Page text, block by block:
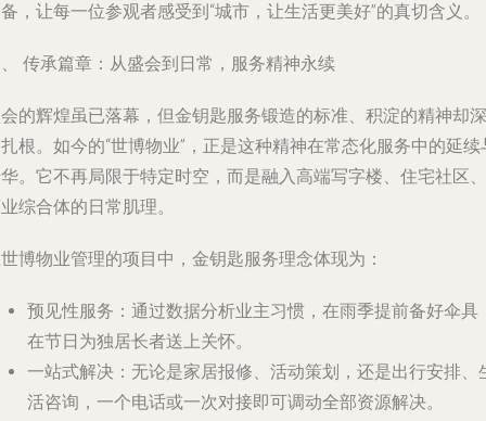
，让每一位参观者感受到“城市，让生活更美好”的真切含义。
传承篇章：从盛会到日常，服务精神永续
的辉煌虽已落幕，但金钥匙服务锻造的标准、积淀的精神却深
根。如今的“世博物业”，正是这种精神在常态化服务中的延续
。它不再局限于特定时空，而是融入高端写字楼、住宅社区、
综合体的日常肌理。
博物业管理的项目中，金钥匙服务理念体现为：
预见性服务 ：通过数据分析业主习惯，在雨季提前备好伞具
在节日为独居长者送上关怀。
一站式解决 ：无论是家居报修、活动策划，还是出行安排、
活咨询，一个电话或一次对接即可调动全部资源解决。